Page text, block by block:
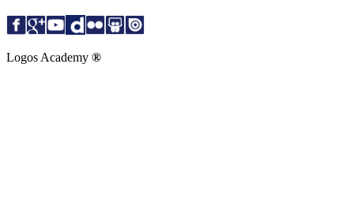
Logos Academy ®